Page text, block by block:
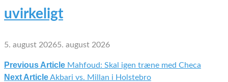
uvirkeligt
5. august 20265. august 2026
Indlægsnavigation
Previous Article Mahfoud: Skal igen træne med Checa
Next ArticleAkbari vs. Millan i Holstebro